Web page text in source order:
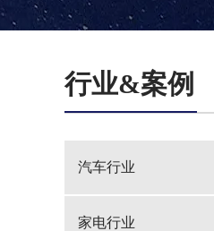
行业&案例
汽车行业
家电行业